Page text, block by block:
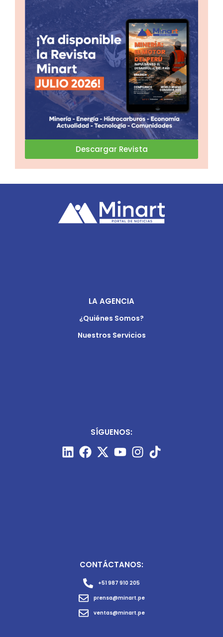
Descargar Revista
LA AGENCIA
¿Quiénes Somos?
Nuestros Servicios
SÍGUENOS:
CONTÁCTANOS:
+51 987 910 205
prensa@minart.pe
ventas@minart.pe